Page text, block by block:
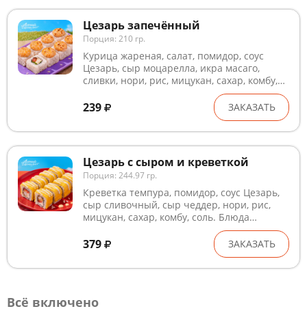
может незначительно отличаться от
изображения
Цезарь запечённый
Порция: 210 гр.
Курица жареная, салат, помидор, соус
Цезарь, сыр моцарелла, икра масаго,
сливки, нори, рис, мицукан, сахар, комбу,
соль. Блюда готовятся на предприятии,
где используются глютен, лактоза, кунжут,
рыба, ракообразные и продукты их
переработки. В рыбном и курином филе
может незначительно отличаться от
изображения
239 ЗАКАЗАТЬ
Цезарь с сыром и креветкой
Порция: 244.97 гр.
Креветка темпура, помидор, соус Цезарь,
сыр сливочный, сыр чеддер, нори, рис,
мицукан, сахар, комбу, соль. Блюда
готовятся на предприятии, где
используются глютен, лактоза, кунжут,
рыба, ракообразные и продукты их
переработки. В рыбном и курином филе
изображения
379 ЗАКАЗАТЬ
Всё включено